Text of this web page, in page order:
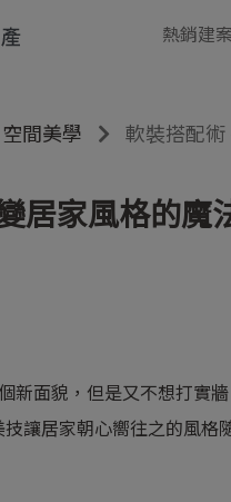
熱銷建案
空間美學 軟裝搭配
居家風格的魔
新面貌，但是又不想打實
讓居家朝心嚮往之的風格